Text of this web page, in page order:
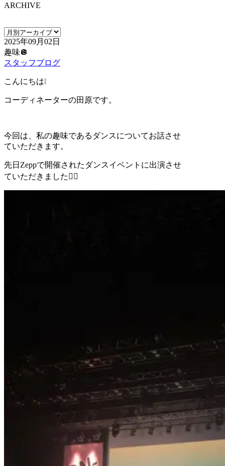
ARCHIVE
2025年09月02日
趣味🪩
スタッフブログ
こんにちは❕
コーディネーターの田原です。
今回は、私の趣味であるダンスについてお話させ
ていただきます。
先日Zeppで開催されたダンスイベントに出演させ
ていただきました🙇‍♀️